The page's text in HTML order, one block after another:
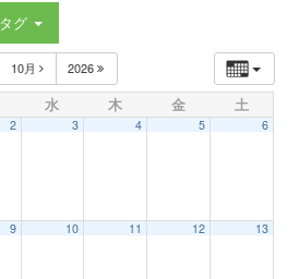
t
i
タグ
10月 2026
水 木 金 土
2 3 4 5 6
9 10 11 12 13